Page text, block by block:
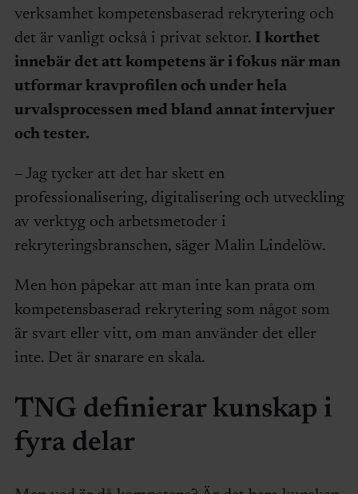
verksamhet kompetensbaserad rekrytering och
det är vanligt också i privat sektor. I korthet
innebär det att kompetens är i fokus när man
utformar kravprofilen och under hela
urvalsprocessen med bland annat intervjuer
och tester.
– Jag tycker att det har skett en
professionalisering, digitalisering och utveckling
av verktyg och arbetsmetoder i
rekryteringsbranschen, säger Malin Lindelöw.
Men hon påpekar att man inte kan prata om
kompetensbaserad rekrytering som något som
är svart eller vitt, om man använder det eller
inte. Det är snarare en skala.
TNG definierar kunskap i
fyra delar